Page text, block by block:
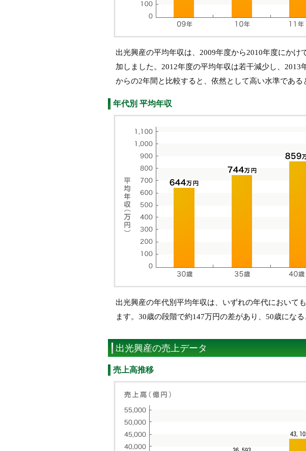
出光興産の平均年収は、2009年度から2010年度にか
加しました。2012年度の平均年収は若干減少し、
からの2年間と比較すると、依然として高い水準である
年代別 平均年収
出光興産の年代別平均年収は、いずれの年代において
ます。30歳の段階で約147万円の差があり、50歳にな
出光興産の売上データ
売上高推移